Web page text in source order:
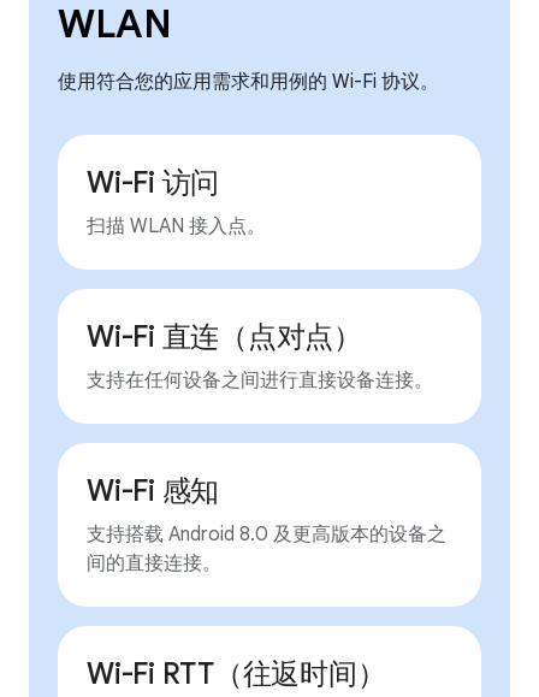
WLAN
使用符合您的应用需求和用例的 Wi-Fi 协议。
Wi-Fi 访问
扫描 WLAN 接入点。
Wi-Fi 直连（点对点）
支持在任何设备之间进行直接设备连接。
Wi-Fi 感知
支持搭载 Android 8.0 及更高版本的设备之
间的直接连接。
Wi-Fi RTT（往返时间）